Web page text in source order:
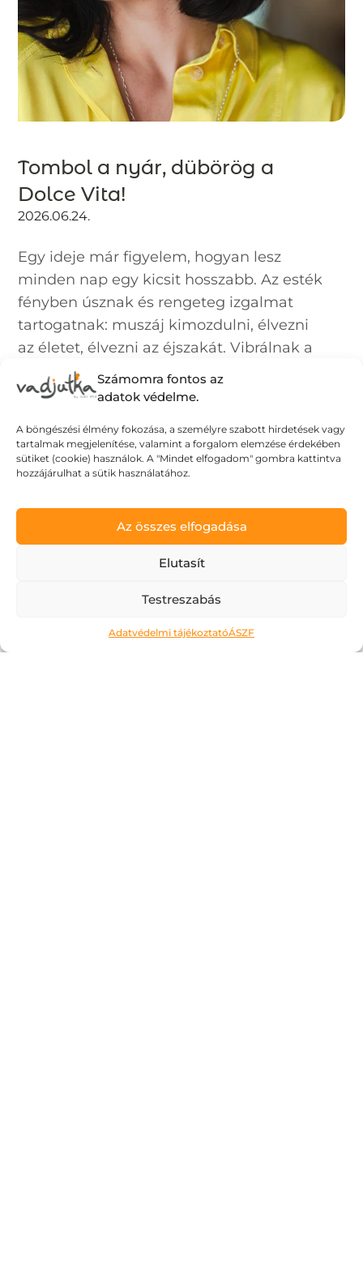
Számomra fontos az
adatok védelme.
A böngészési élmény fokozása, a személyre szabott hirdetések vagy
tartalmak megjelenítése, valamint a forgalom elemzése érdekében
sütiket (cookie) használok. A "Mindet elfogadom" gombra kattintva
hozzájárulhat a sütik használatához.
Az összes elfogadása
Elutasít
Testreszabás
Adatvédelmi tájékoztatóÁSZF
Tombol a nyár, dübörög a
Dolce Vita!
2026.06.24.
Egy ideje már figyelem, hogyan lesz
minden nap egy kicsit hosszabb. Az esték
fényben úsznak és rengeteg izgalmat
tartogatnak: muszáj kimozdulni, élvezni
az életet, élvezni az éjszakát. Vibrálnak a
színek, minden könnyed és izgalmas:
akár...